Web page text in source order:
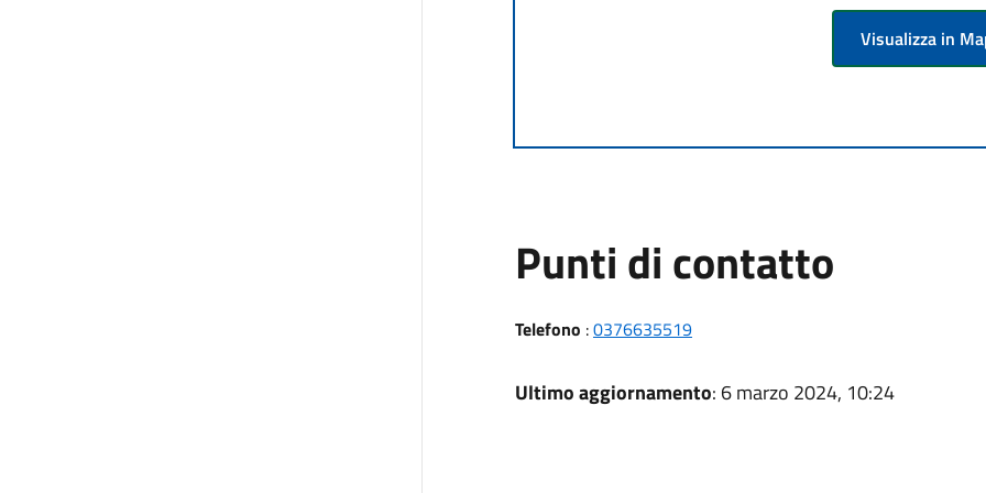
Visualizza in
Punti di contatto
Telefono :0376635519
Ultimo aggiornamento: 6 marzo 2024, 10:24